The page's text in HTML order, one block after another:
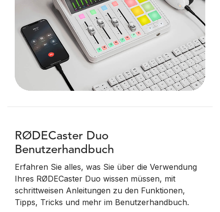
RØDECaster Duo
Benutzerhandbuch
Erfahren Sie alles, was Sie über die Verwendung
Ihres RØDECaster Duo wissen müssen, mit
schrittweisen Anleitungen zu den Funktionen,
Tipps, Tricks und mehr im Benutzerhandbuch.